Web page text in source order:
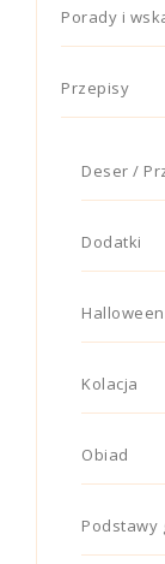
Porady i
Przepisy
Deser /
Dodatki
Halloween
Kolacja
Obiad
Podstawy